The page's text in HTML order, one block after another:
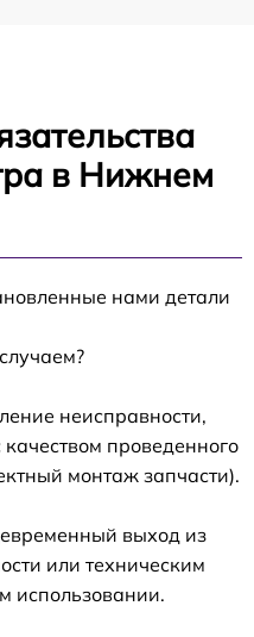
в Нижнем
нами детали
неисправности,
проведенного
монтаж запчасти).
выход из
или техническим
использовании.